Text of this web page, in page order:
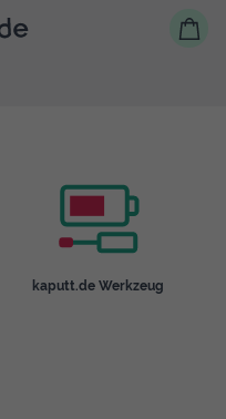
kaputt.de Werkzeug